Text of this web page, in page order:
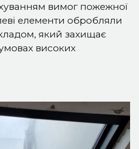
вимог пожежної
елементи обробляли
який захищає
високих